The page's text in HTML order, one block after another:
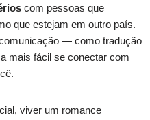
com pessoas que
que estejam em outro país.
— como tradução
mais fácil se conectar com
viver um romance